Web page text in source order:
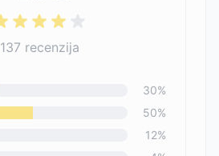
137 recenzija
30%
50%
12%